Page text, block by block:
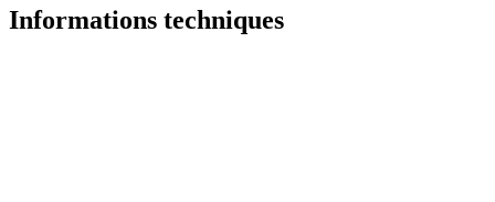
Informations techniques